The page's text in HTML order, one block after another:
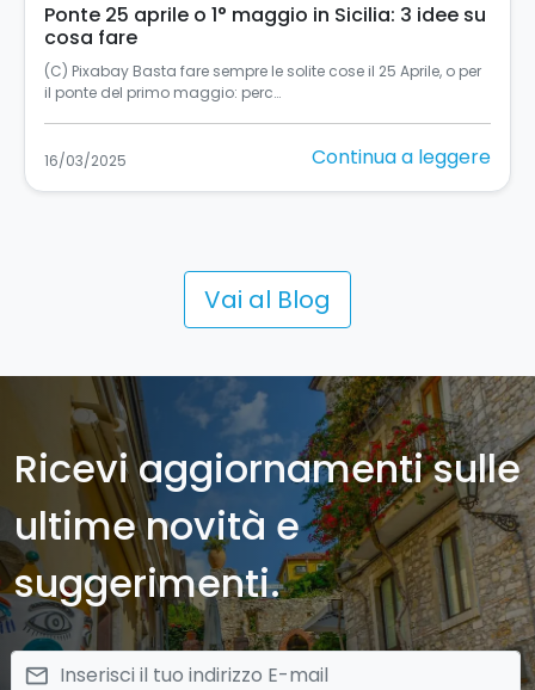
Turismo accessibile in Sicilia: un’esperienza
per tutti
Turismo accessibile in Sicilia: un’esperienza per tutti La
Sicilia, si sa, è una terra in…
11/03/2025 Continua a leggere
Vai al Blog
Ricevi aggiornamenti sulle
ultime novità e
suggerimenti.
email